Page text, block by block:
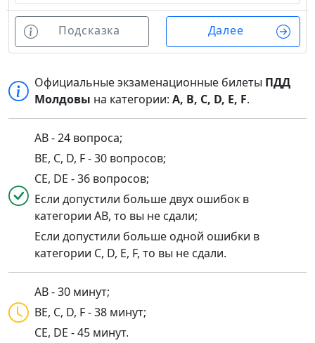
Подсказка Далее
Официальные экзаменационные билеты ПДД
Молдовы на категории:A, B, C, D, E, F.
AB - 24 вопроса;
BE, C, D, F - 30 вопросов;
CE, DE - 36 вопросов;
Если допустили больше двух ошибок в
категории AB, то вы не сдали;
Если допустили больше одной ошибки в
категории C, D, E, F, то вы не сдали.
AB - 30 минут;
BE, C, D, F - 38 минут;
CE, DE - 45 минут.